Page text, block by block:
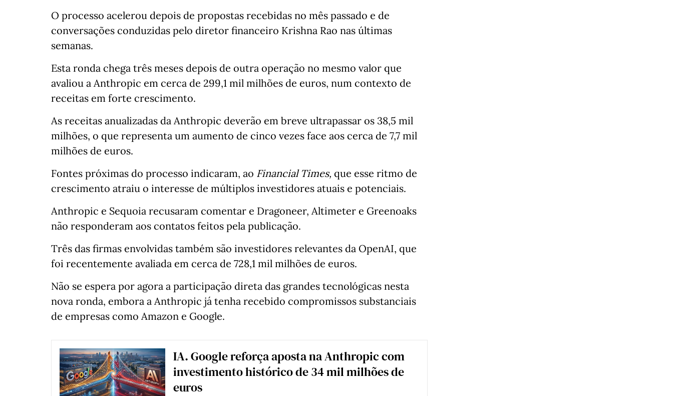
O processo acelerou depois de propostas recebidas no mês passado e de
conversações conduzidas pelo diretor financeiro Krishna Rao nas últimas
semanas.
Esta ronda chega três meses depois de outra operação no mesmo valor que
avaliou a Anthropic em cerca de 299,1 mil milhões de euros, num contexto de
receitas em forte crescimento.
As receitas anualizadas da Anthropic deverão em breve ultrapassar os 38,5 mil
milhões, o que representa um aumento de cinco vezes face aos cerca de 7,7 mil
milhões de euros.
Fontes próximas do processo indicaram, ao Financial Times, que esse ritmo de
crescimento atraiu o interesse de múltiplos investidores atuais e potenciais.
Anthropic e Sequoia recusaram comentar e Dragoneer, Altimeter e Greenoaks
não responderam aos contatos feitos pela publicação.
Três das firmas envolvidas também são investidores relevantes da OpenAI, que
foi recentemente avaliada em cerca de 728,1 mil milhões de euros.
Não se espera por agora a participação direta das grandes tecnológicas nesta
nova ronda, embora a Anthropic já tenha recebido compromissos substanciais
de empresas como Amazon e Google.
IA. Google reforça aposta na Anthropic com
investimento histórico de 34 mil milhões de
euros